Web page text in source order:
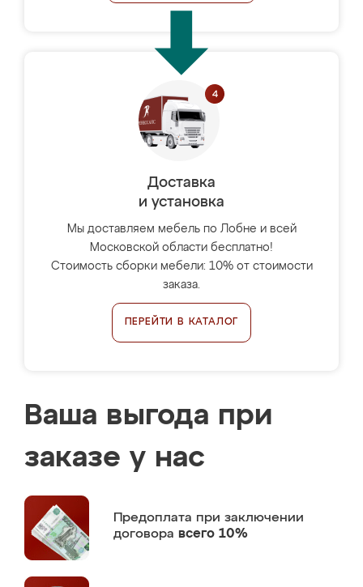
Доставка
и установка
Мы доставляем мебель по Лобне и всей
Московской области бесплатно!
Стоимость сборки мебели: 10% от стоимости
заказа.
ПЕРЕЙТИ В КАТАЛОГ
Ваша выгода при
заказе у нас
Предоплата при заключении
договора всего 10%